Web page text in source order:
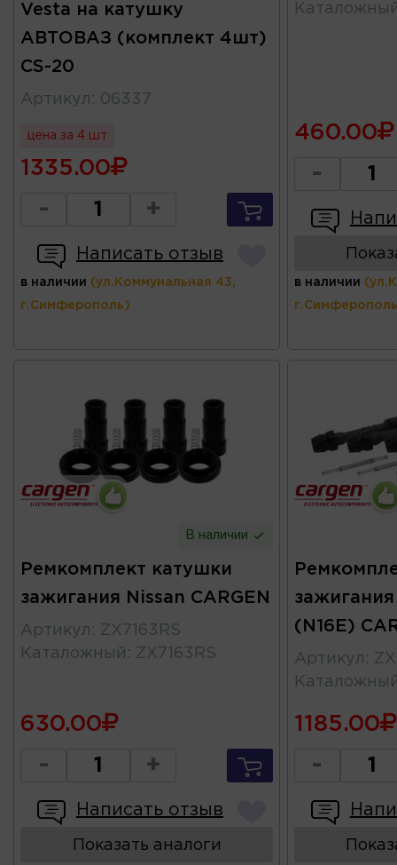
Vesta на катушку
АВТОВАЗ (комплект 4шт)
CS-20
Артикул : 06337
цена за 4 шт
1335.00
- +
Написать отзыв
в наличии (ул.Коммунальная 43,
г.Симферополь)
460.00
-
в наличии
В наличии
Ремкомплект катушки
зажигания Nissan CARGEN
Артикул : ZX7163RS
Каталожный : ZX7163RS
630.00
- +
Написать отзыв
Показать аналоги
(N16E)
Артикул :
1185.00
-